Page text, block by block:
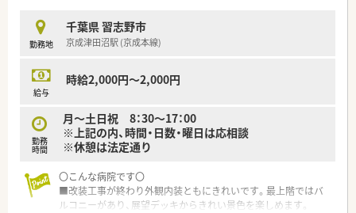
■ご家庭との両立等、メリハリをつけて働きたい方！
勤務地
千葉県 習志野市
京成津田沼駅 (京成本線)
給与
時給2,000円～2,000円
勤務
時間
月～土日祝 8：30～17：00
※上記の内、時間・日数・曜日は応相談
※休憩は法定通り
〇こんな病院です〇
■改装工事が終わり外観内装ともにきれいです。最上階ではバ
ルコニーがあり、展望デッキからきれい景色を楽しめます。